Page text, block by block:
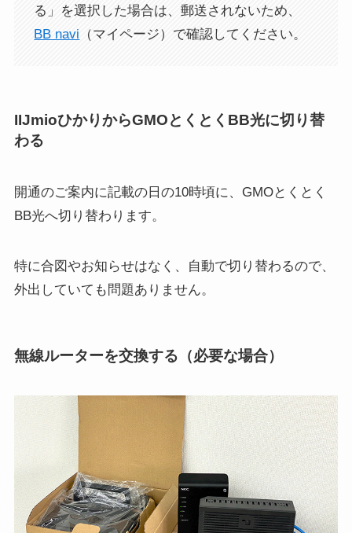
る」を選択した場合は、郵送されないため、
BB navi （マイページ）で確認してください。
IIJmioひかりからGMOとくとくBB光に切り替
わる
開通のご案内に記載の日の10時頃に、GMOとくとく
BB光へ切り替わります。
特に合図やお知らせはなく、自動で切り替わるので、
外出していても問題ありません。
無線ルーターを交換する（必要な場合）